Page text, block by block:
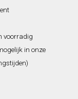
voorradig
in onze